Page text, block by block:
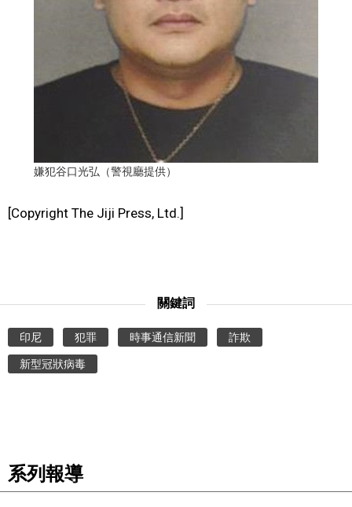
娛樂
教育
醫療健康
編輯部通知
嫌犯谷口光弘（警視廳提供）
[Copyright The Jiji Press, Ltd.]
關鍵詞
印尼 犯罪 時事通信新聞 詐欺
新型冠狀病毒
系列報導